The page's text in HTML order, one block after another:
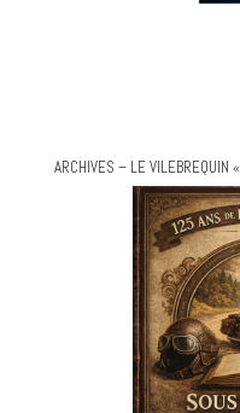
ARCHIVES – LE VILEBREQUIN